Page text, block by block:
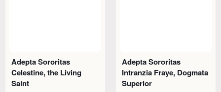
Adepta Sororitas
Celestine, the Living
Saint
Adepta Sororitas
Intranzia Fraye, Dogmata
Superior